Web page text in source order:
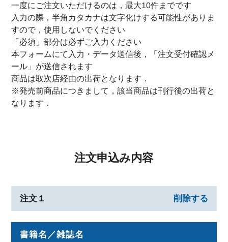
一度にご注文いただけるのは，最大10件までです
入力の際，半角カタカナは文字化けする可能性がありま
すので，使用しないでください
「必須」部分は必ずご入力ください
本フォームにて入力・データ送信後，「注文受付確認メ
ール」が送信されます
商品は取次店経由の出荷となります．
※発売前商品につきまして，該当商品は刊行後の出荷と
なります．
注文申込み内容
注文１ 削除する
書籍名／雑誌名